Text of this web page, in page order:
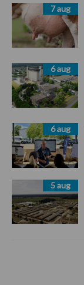
7 aug
6 aug
6 aug
5 aug